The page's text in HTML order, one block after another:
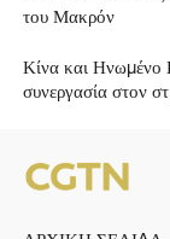
του Μακρόν
Κίνα και Ηνωμένο
συνεργασία στον